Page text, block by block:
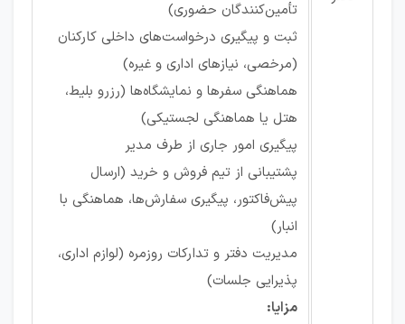
تأمین‌کنندگان حضوری)
ثبت و پیگیری درخواست‌های داخلی کارکنان
(مرخصی، نیازهای اداری و غیره)
هماهنگی سفرها و نمایشگاه‌ها (رزرو بلیط،
هتل یا هماهنگی لجستیکی)
پیگیری امور جاری از طرف مدیر
پشتیبانی از تیم فروش و خرید (ارسال
پیش‌فاکتور، پیگیری سفارش‌ها، هماهنگی با
انبار)
مدیریت دفتر و تدارکات روزمره (لوازم اداری،
پذیرایی جلسات)
مزایا: